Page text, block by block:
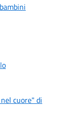
cuore" di